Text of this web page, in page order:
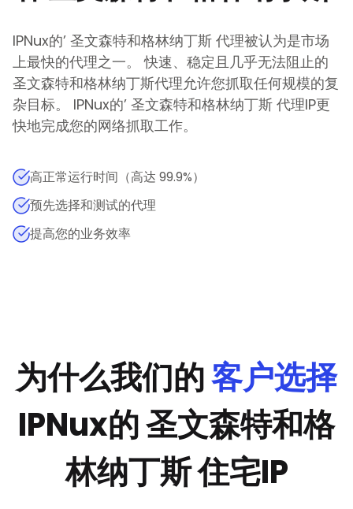
IPNux的’ 圣文森特和格林纳丁斯 代理被认为是市场
上最快的代理之一。 快速、稳定且几乎无法阻止的
圣文森特和格林纳丁斯代理允许您抓取任何规模的复
杂目标。
IPNux的’ 圣文森特和格林纳丁斯 代理IP更
快地完成您的网络抓取工作。
高正常运行时间（高达 99.9%）
预先选择和测试的代理
提高您的业务效率
为什么我们的客户选择
IPNux的 圣文森特和格
林纳丁斯 住宅IP